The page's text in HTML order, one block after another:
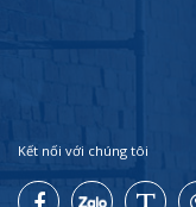
Kết nối với chúng tôi